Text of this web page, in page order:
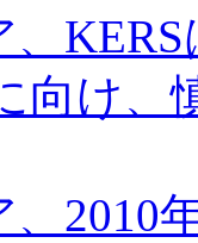
、
向け
、2010